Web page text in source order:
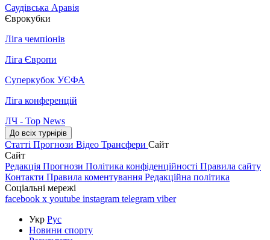
Саудівська Аравія
Єврокубки
Ліга чемпіонів
Ліга Європи
Суперкубок УЄФА
Ліга конференцій
ЛЧ - Top News
До всіх турнірів
Статті Прогнози Відео Трансфери Сайт
Сайт
Редакція Прогнози Політика конфіденційності Правила сайту
Контакти Правила коментування Редакційна політика
Соціальні мережі
facebook x youtube instagram telegram viber
Укр Рус
Новини спорту